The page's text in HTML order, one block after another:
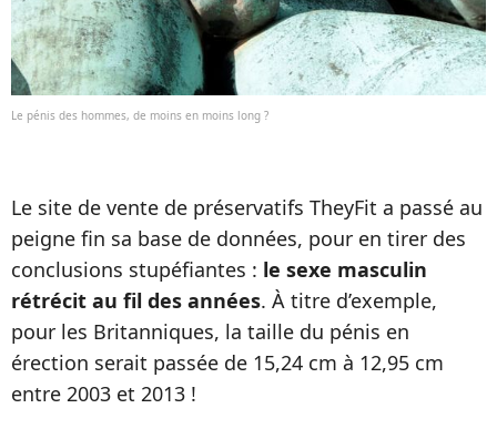
Le pénis des hommes, de moins en moins long ?
Le site de vente de préservatifs TheyFit a passé au
peigne fin sa base de données, pour en tirer des
conclusions stupéfiantes : le sexe masculin
rétrécit au fil des années. À titre d’exemple,
pour les Britanniques, la taille du pénis en
érection serait passée de 15,24 cm à 12,95 cm
entre 2003 et 2013 !